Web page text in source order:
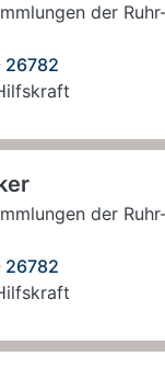
der
26782
der
26782